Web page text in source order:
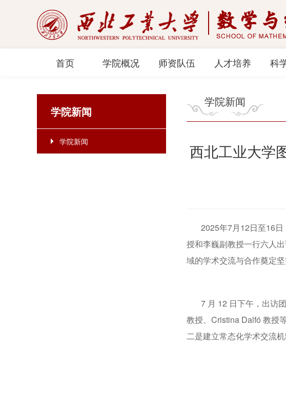
首页 学院概况 师资队伍 人才培养 科
学院新闻
学院新闻
学院新闻
西北工业大学
2025年7月12日至16日
授和李巍副教授一行六人
域的学术交流与合作奠定坚
7 月 12 日下午，出访团
教授、Cristina Dalfó 教授
二是建立常态化学术交流